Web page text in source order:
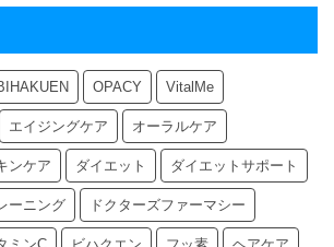
OPACY VitalMe
エイジングケア オーラルケア
ンケア ダイエット ダイエットサポート
ーニング ドクターズファーマシー